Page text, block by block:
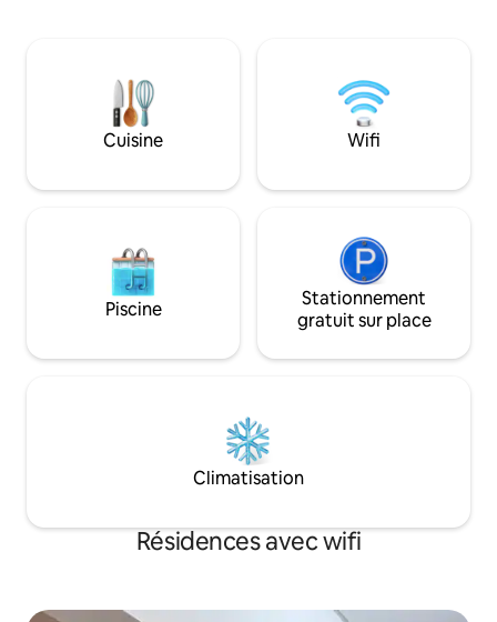
appartement au deuxième étage sans
ascenseur. *Il ne propose pas de literie,
seulement des oreillers disponibles en
kit de plage avec 4 chaises. *Vérifiez les
l'avance.
Cuisine Wifi
Piscine
Stationnement
gratuit sur place
Climatisation
Résidences avec wifi